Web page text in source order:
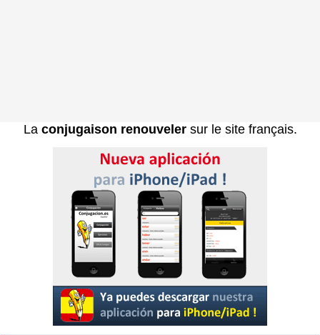
La conjugaison renouvelersur le site français.